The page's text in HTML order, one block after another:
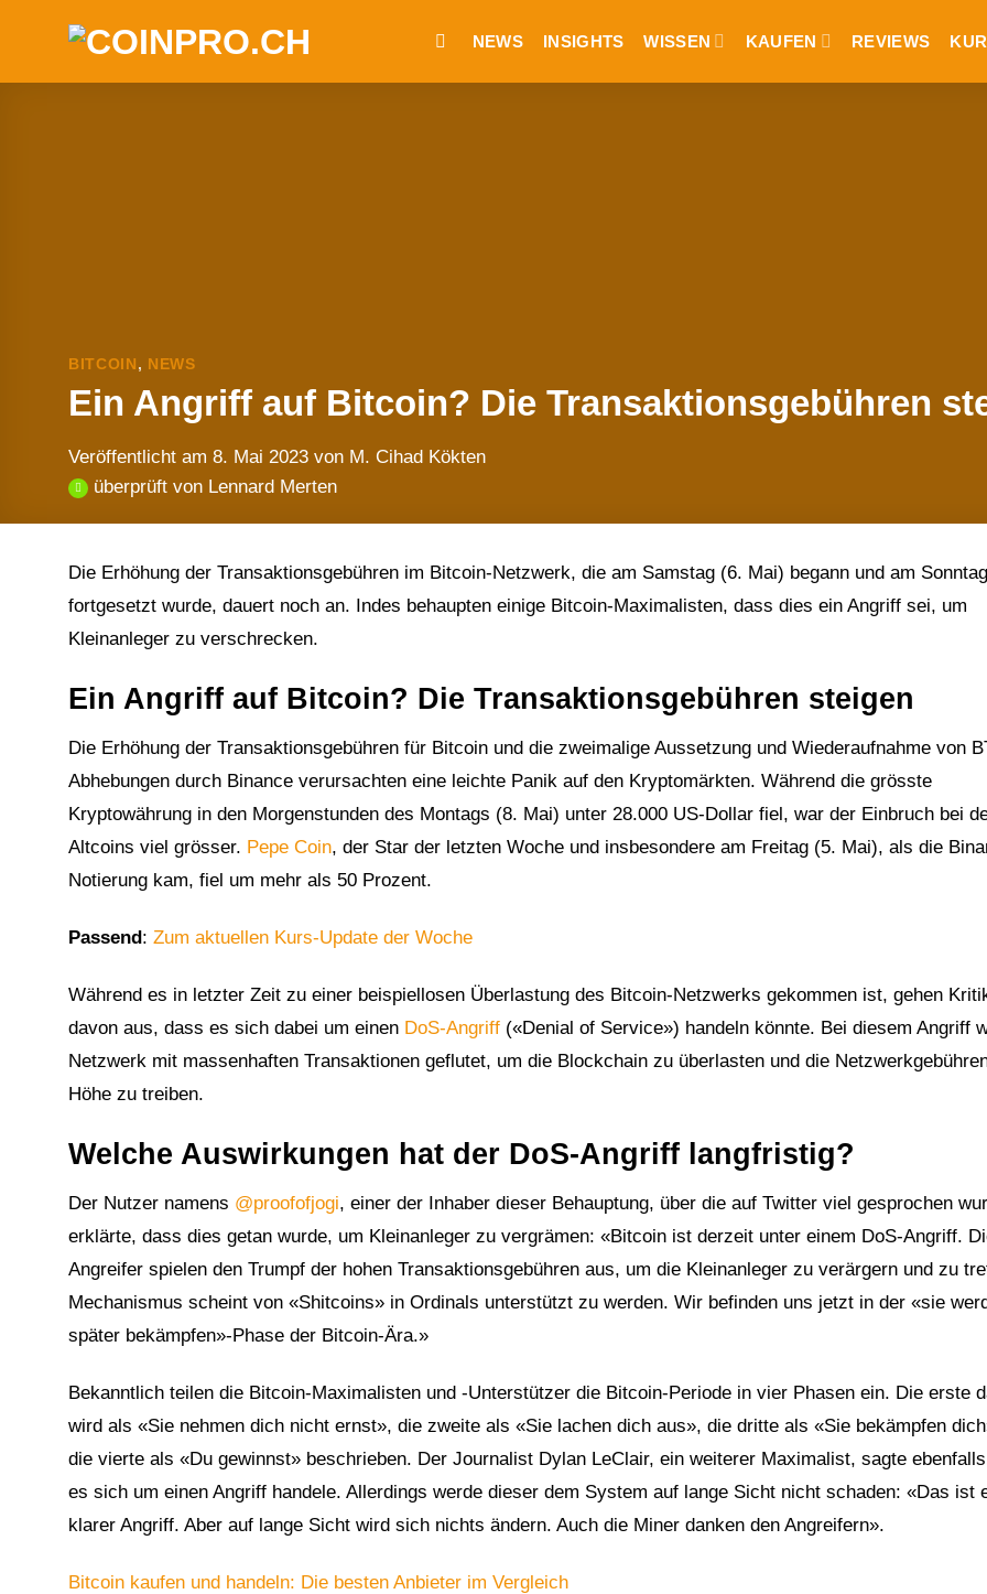
NEWS INSIGHTS WISSEN KAUFEN REVIEWS
BITCOIN , NEWS
Ein Angriff auf Bitcoin? Die Transaktionsgebühren
Veröffentlicht am 8. Mai 2023 von M. Cihad Kökten
überprüft von Lennard Merten
Die Erhöhung der Transaktionsgebühren im Bitcoin-Netzwerk, die am Samstag (6. Mai) begann und am
fortgesetzt wurde, dauert noch an. Indes behaupten einige Bitcoin-Maximalisten, dass dies ein Angriff sei, um
Kleinanleger zu verschrecken.
Ein Angriff auf Bitcoin? Die Transaktionsgebühren steigen
Die Erhöhung der Transaktionsgebühren für Bitcoin und die zweimalige Aussetzung und Wiederaufnahme von
Abhebungen durch Binance verursachten eine leichte Panik auf den Kryptomärkten. Während die grösste
Kryptowährung in den Morgenstunden des Montags (8. Mai) unter 28.000 US-Dollar fiel, war der Einbruch bei
Altcoins viel grösser. Pepe Coin, der Star der letzten Woche und insbesondere am Freitag (5. Mai), als die
Notierung kam, fiel um mehr als 50 Prozent.
Passend: Zum aktuellen Kurs-Update der Woche
Während es in letzter Zeit zu einer beispiellosen Überlastung des Bitcoin-Netzwerks gekommen ist, gehen
davon aus, dass es sich dabei um einen DoS-Angriff («Denial of Service») handeln könnte. Bei diesem Angriff
Netzwerk mit massenhaften Transaktionen geflutet, um die Blockchain zu überlasten und die
Höhe zu treiben.
Welche Auswirkungen hat der DoS-Angriff langfristig?
Der Nutzer namens @proofofjogi, einer der Inhaber dieser Behauptung, über die auf Twitter viel gesprochen
erklärte, dass dies getan wurde, um Kleinanleger zu vergrämen: «Bitcoin ist derzeit unter einem DoS-Angriff.
Angreifer spielen den Trumpf der hohen Transaktionsgebühren aus, um die Kleinanleger zu verärgern und zu
Mechanismus scheint von «Shitcoins» in Ordinals unterstützt zu werden. Wir befinden uns jetzt in der «sie
später bekämpfen»-Phase der Bitcoin-Ära.»
Bekanntlich teilen die Bitcoin-Maximalisten und -Unterstützer die Bitcoin-Periode in vier Phasen ein. Die erste
wird als «Sie nehmen dich nicht ernst», die zweite als «Sie lachen dich aus», die dritte als «Sie bekämpfen
die vierte als «Du gewinnst» beschrieben. Der Journalist Dylan LeClair, ein weiterer Maximalist, sagte
es sich um einen Angriff handele. Allerdings werde dieser dem System auf lange Sicht nicht schaden: «Das ist
klarer Angriff. Aber auf lange Sicht wird sich nichts ändern. Auch die Miner danken den Angreifern».
Bitcoin kaufen und handeln: Die besten Anbieter im Vergleich